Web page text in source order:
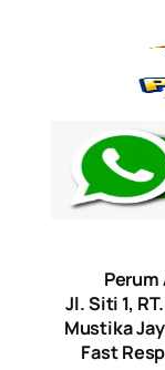
Perum
Jl. Siti 1,
Mustika
Fast